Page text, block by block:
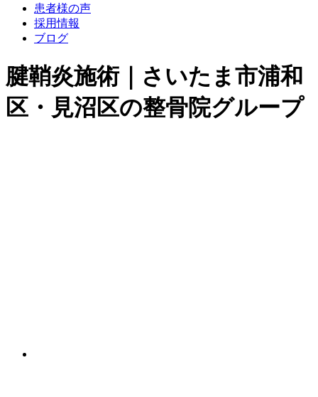
患者様の声
採用情報
ブログ
腱鞘炎施術｜さいたま市浦和
区・見沼区の整骨院グループ